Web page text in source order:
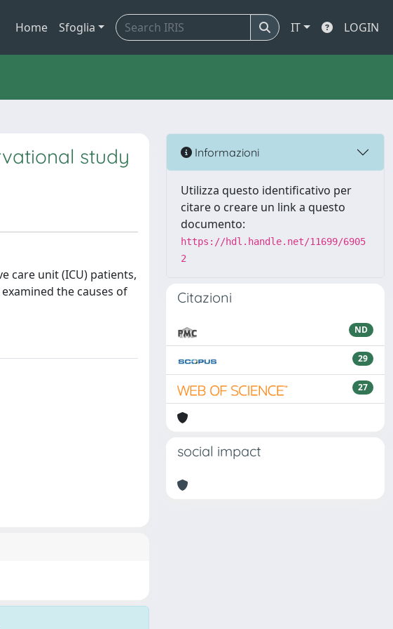
Home Sfoglia IT LOGIN
study
care unit (ICU) patients,
the causes of
Informazioni
Utilizza questo identificativo per
citare o creare un link a questo
documento:
https://hdl.handle.net/11699/6905
2
Citazioni
ND
29
27
social impact